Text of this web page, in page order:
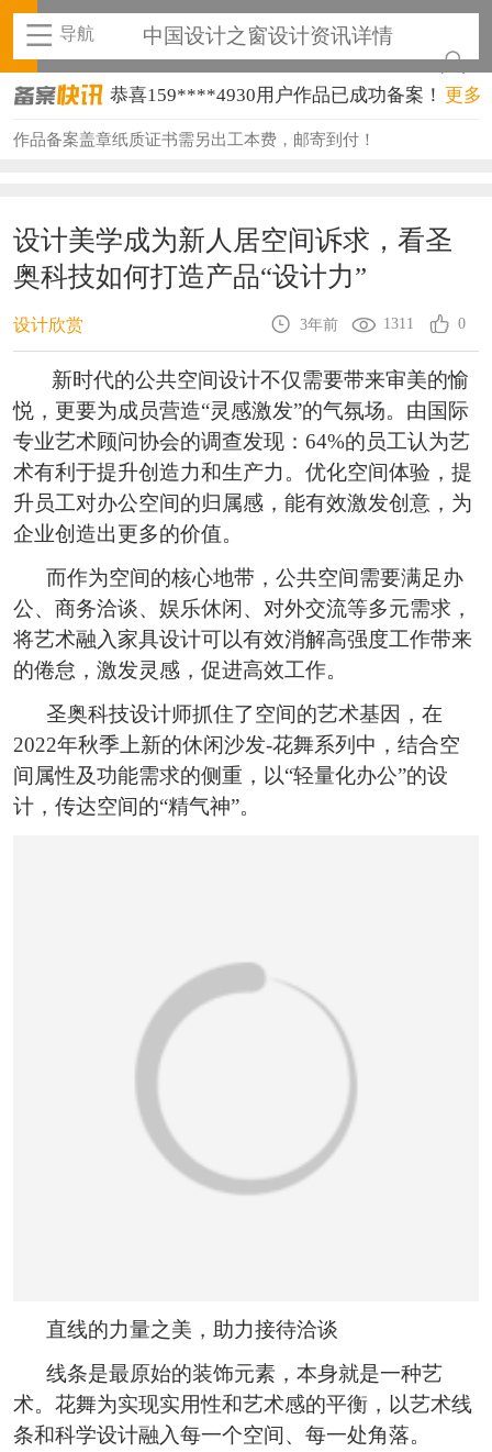
导航 中国设计之窗设计资讯详情
恭喜159****4930用户作品已成功备案！
恭喜150****6483用户作品已成功备案！
恭喜159****4201用户作品已成功备案！
恭喜133****6466用户作品已成功备案！
恭喜131****1475用户作品已成功备案！
恭喜133****8874用户作品已成功备案！
恭喜138****8638用户作品已成功备案！
恭喜133****9020用户作品已成功备案！
恭喜136****9807用户作品已成功备案！
更多
作品备案盖章纸质证书需另出工本费，邮寄到付！
设计美学成为新人居空间诉求，看圣
奥科技如何打造产品“设计力”
设计欣赏 3年前 1311 0
新时代的公共空间设计不仅需要带来审美的愉
悦，更要为成员营造“灵感激发”的气氛场。由国际
专业艺术顾问协会的调查发现：64%的员工认为艺
术有利于提升创造力和生产力。优化空间体验，提
升员工对办公空间的归属感，能有效激发创意，为
企业创造出更多的价值。
而作为空间的核心地带，公共空间需要满足办
公、商务洽谈、娱乐休闲、对外交流等多元需求，
将艺术融入家具设计可以有效消解高强度工作带来
的倦怠，激发灵感，促进高效工作。
圣奥科技设计师抓住了空间的艺术基因，在
2022年秋季上新的休闲沙发-花舞系列中，结合空
间属性及功能需求的侧重，以“轻量化办公”的设
计，传达空间的“精气神”。
直线的力量之美，助力接待洽谈
线条是最原始的装饰元素，本身就是一种艺
术。花舞为实现实用性和艺术感的平衡，以艺术线
条和科学设计融入每一个空间、每一处角落。